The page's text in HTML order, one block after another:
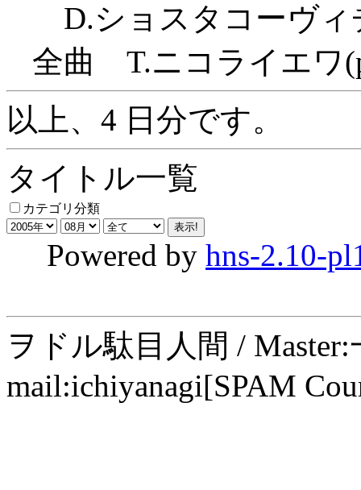
D.ショスタコーヴィ
全曲 T.ニコライエワ
以上、4 日分です。
タイトル一覧
カテゴリ分類
Powered by hns-2.10-
ヲドル駄目人間 /
mail:ichiyanagi[SPAM